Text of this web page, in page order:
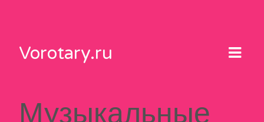
contentVorotary.ru
Музыкальные